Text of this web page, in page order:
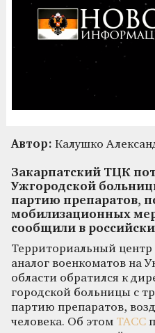
Автор: Калушко
Закарпатский ТЦК
Ужгородской
партию препаратов,
мобилизационных
сообщили в
Территориальный
аналог военкоматов на
области обратился к
городской больницы с
партию препаратов,
человека. Об этом ТАСС